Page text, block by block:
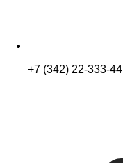
+7 (342) 22-333-44